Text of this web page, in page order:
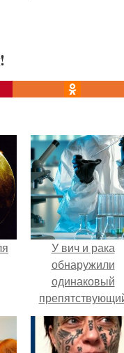
У вич и рака
обнаружили
одинаковый
лечению